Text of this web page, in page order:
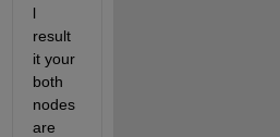
l
result
it your
both
nodes
are